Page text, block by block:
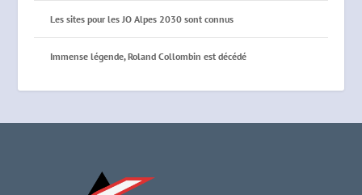
Les sites pour les JO Alpes 2030 sont connus
Immense légende, Roland Collombin est décédé